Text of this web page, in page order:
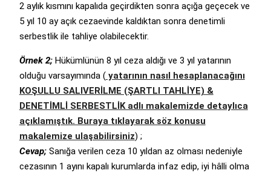
2 aylık kısmını kapalıda geçirdikten sonra açığa geçecek ve
5 yıl 10 ay açık cezaevinde kaldıktan sonra denetimli
serbestlik ile tahliye olabilecektir.
Örnek 2; Hükümlünün 8 yıl ceza aldığı ve 3 yıl yatarının
olduğu varsayımında (yatarının nasıl hesaplanacağını
KOŞULLU SALIVERİLME (ŞARTLI TAHLİYE) &
DENETİMLİ SERBESTLİK adlı makalemizde detaylıca
açıklamıştık. Buraya tıklayarak söz konusu
makalemize ulaşabilirsiniz) ;
Cevap; Sanığa verilen ceza 10 yıldan az olması nedeniyle
cezasının 1 ayını kapalı kurumlarda infaz edip, iyi hâlli olma